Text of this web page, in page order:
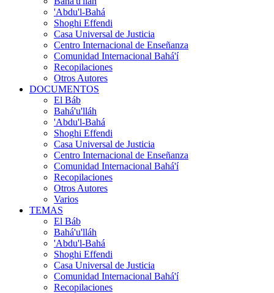
'Abdu'l-Bahá
Shoghi Effendi
Casa Universal de Justicia
Centro Internacional de Enseñanza
Comunidad Internacional Bahá'í
Recopilaciones
Otros Autores
DOCUMENTOS
El Báb
Bahá'u'lláh
'Abdu'l-Bahá
Shoghi Effendi
Casa Universal de Justicia
Centro Internacional de Enseñanza
Comunidad Internacional Bahá'í
Recopilaciones
Otros Autores
Varios
TEMAS
El Báb
Bahá'u'lláh
'Abdu'l-Bahá
Shoghi Effendi
Casa Universal de Justicia
Comunidad Internacional Bahá'í
Recopilaciones